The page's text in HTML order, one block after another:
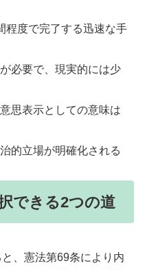
程度で完了する迅速な手
必要で、現実的には少
思表示としての意味は
的立場が明確化される
できる2つの道
、憲法第69条により内